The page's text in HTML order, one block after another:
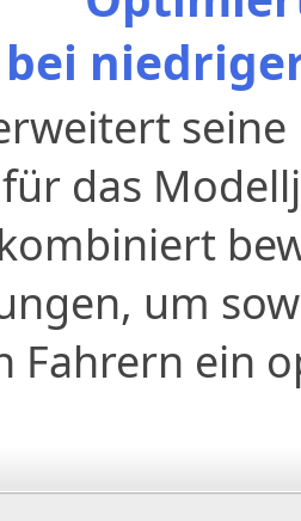
bei
für das
um
Fahrern ein